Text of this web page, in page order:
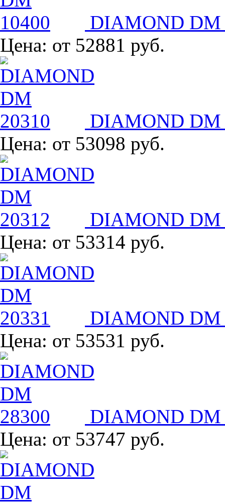
DIAMOND DM
Цена: от 52881 руб.
DIAMOND DM
Цена: от 53098 руб.
DIAMOND DM
Цена: от 53314 руб.
DIAMOND DM
Цена: от 53531 руб.
DIAMOND DM
Цена: от 53747 руб.